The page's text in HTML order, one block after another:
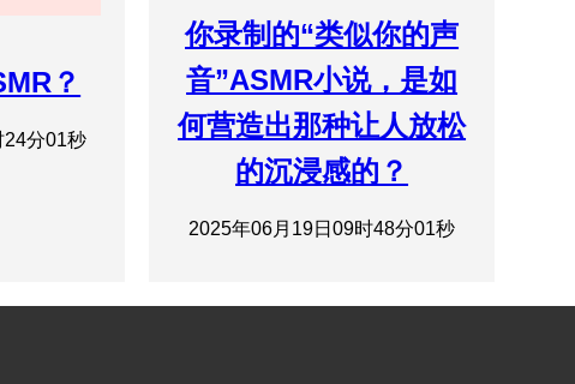
？
分01秒
你录制的“类似你的声
音”ASMR小说，是如
何营造出那种让人放松
的沉浸感的？
2025年06月19日09时48分01秒